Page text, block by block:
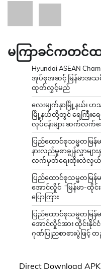
မကြာခင်ကတင်ထ
Hyundai ASEAN
အုပ်စုအဆင့် မြန်မာအသ
ထုတ်လွှင့်မည်
လေးမျက်နှာမြို့နယ်၊ ဟ
မြို့နယ်တို့တွင် ရေကြီးရ
လုပ်ငန်းများ ဆက်လက်
ပြည်ထောင်စုသမ္မတမြန်
နားလည်မှုစာချွန်လွှာမျ
လက်မှတ်ရေးထိုးလဲလှယ်
ပြည်ထောင်စုသမ္မတမြန်
အောင်လှိုင် “မြန်မာ-ထိုင်
ပြောကြား
ပြည်ထောင်စုသမ္မတမြန်
အောင်လှိုင်အား ထိုင်းနိုင်
ဂုဏ်ပြုညစာစားပွဲဖြင့်
Direct Download APK